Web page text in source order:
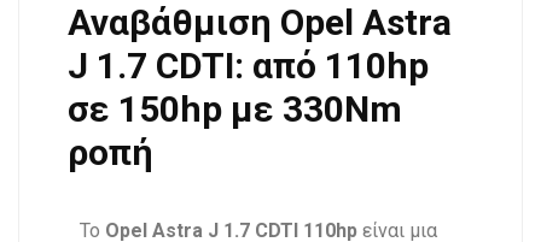
Αναβάθμιση Opel Astra
J 1.7 CDTI: από 110hp
σε 150hp με 330Nm
ροπή
Το Opel Astra J 1.7 CDTI 110hp είναι μια